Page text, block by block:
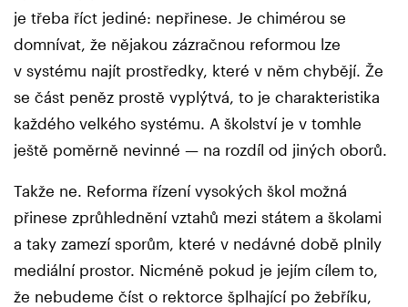
je třeba říct jediné: nepřinese. Je chimérou se
domnívat, že nějakou zázračnou reformou lze
v systému najít prostředky, které v něm chybějí. Že
se část peněz prostě vyplýtvá, to je charakteristika
každého velkého systému. A školství je v tomhle
ještě poměrně nevinné — na rozdíl od jiných oborů.
Takže ne. Reforma řízení vysokých škol možná
přinese zprůhlednění vztahů mezi státem a školami
a taky zamezí sporům, které v nedávné době plnily
mediální prostor. Nicméně pokud je jejím cílem to,
že nebudeme číst o rektorce šplhající po žebříku,